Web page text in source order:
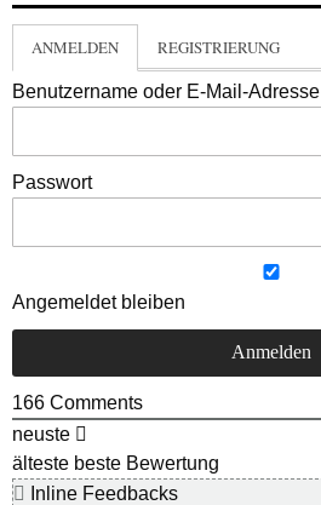
ANMELDEN REGISTRIERUNG
Benutzername oder E-Mail-Adresse
Passwort
Angemeldet bleiben
166 Comments
neuste
älteste beste Bewertung
Inline Feedbacks